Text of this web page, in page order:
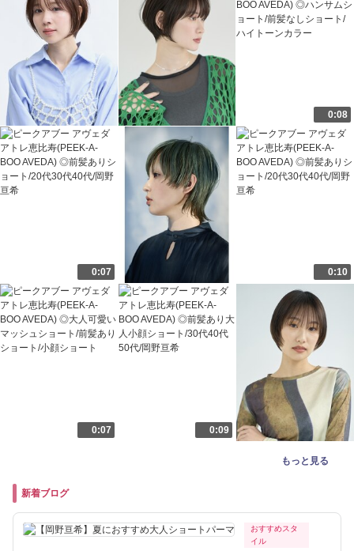
0:08
0:07 0:10
0:07 0:09
もっと見る
新着ブログ
おすすめスタ
イル